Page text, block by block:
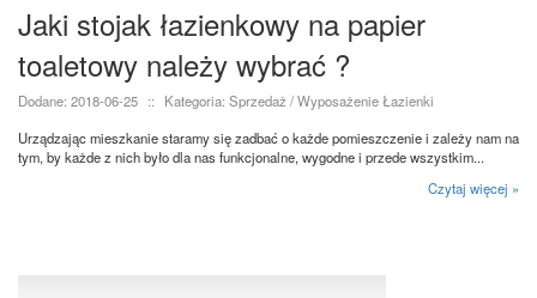
Jaki stojak łazienkowy na papier
toaletowy należy wybrać ?
Dodane: 2018-06-25 ::
Kategoria: Sprzedaż / Wyposażenie Łazienki
Urządzając mieszkanie staramy się zadbać o każde pomieszczenie i zależy nam na
tym, by każde z nich było dla nas funkcjonalne, wygodne i przede wszystkim...
Czytaj więcej »